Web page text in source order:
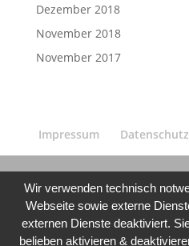
Dezember 2018
November 2018
November 2017
Impressum Datenschutz
Wir verwenden technisch
Webseite sowie externe
externen Dienste deaktiviert.
belieben aktivieren &